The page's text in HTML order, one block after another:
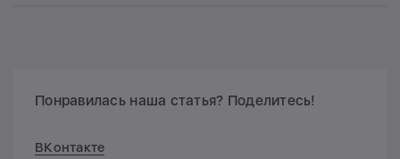
Понравилась наша статья? Поделитесь!
ВКонтакте